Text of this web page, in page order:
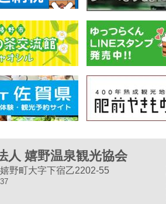
人 嬉野温泉観光協会
野町大字下宿乙2202-55